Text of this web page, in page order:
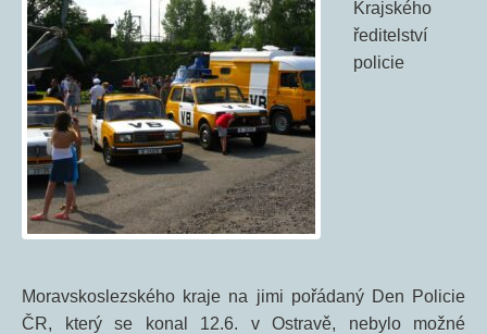
Krajského
ředitelství
policie
Moravskoslezského kraje na jimi pořádaný Den Policie
ČR, který se konal 12.6. v Ostravě, nebylo možné